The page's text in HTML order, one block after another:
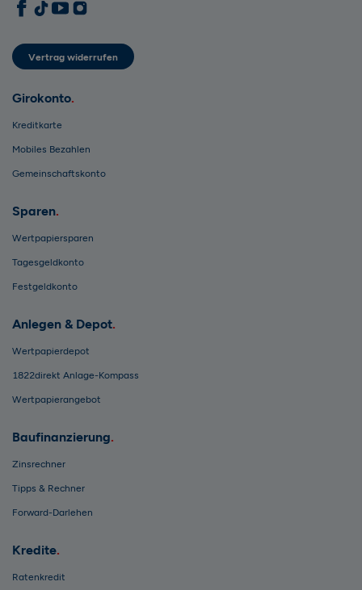
1822direkt auf Facebook
1822direkt auf TikTok
1822direkt auf YouTube
1822direkt auf Instagram
Vertrag widerrufen
Girokonto
Kreditkarte
Mobiles Bezahlen
Gemeinschaftskonto
Sparen
Wertpapiersparen
Tagesgeldkonto
Festgeldkonto
Anlegen & Depot
Wertpapierdepot
1822direkt Anlage-Kompass
Wertpapierangebot
Baufinanzierung
Zinsrechner
Tipps & Rechner
Forward-Darlehen
Kredite
Ratenkredit